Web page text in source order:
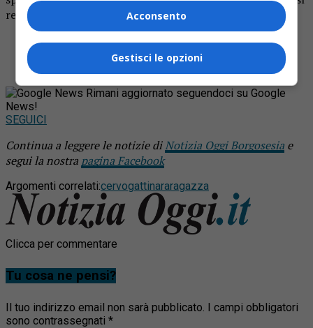
remoto.
Rimani aggiornato seguendoci su Google
News!
SEGUICI
Continua a leggere le notizie diNotizia Oggi Borgosesia e
segui la nostra pagina Facebook
Argomenti correlati:cervogattinararagazza
Clicca per commentare
Tu cosa ne pensi?
Il tuo indirizzo email non sarà pubblicato. I campi obbligatori
sono contrassegnati *
Acconsento
Gestisci le opzioni